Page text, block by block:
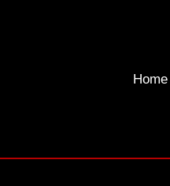
Home